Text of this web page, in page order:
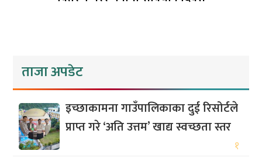
ताजा अपडेट
इच्छाकामना गाउँपालिकाका दुई रिसोर्टले
प्राप्त गरे ‘अति उत्तम’ खाद्य स्वच्छता स्तर
१